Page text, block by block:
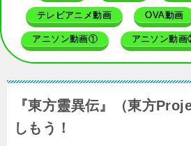
テレビアニメ動画 OVA動画
アニソン動画① アニソン動
『東方靈異伝』（東方
しもう！